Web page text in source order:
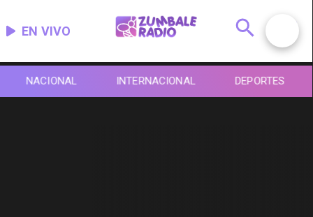
EN VIVO
NACIONAL INTERNACIONAL DEPORTES